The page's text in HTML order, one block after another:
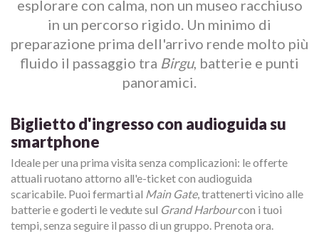
esplorare con calma, non un museo racchiuso
in un percorso rigido. Un minimo di
preparazione prima dell'arrivo rende molto più
fluido il passaggio tra Birgu, batterie e punti
panoramici.
Biglietto d'ingresso con audioguida su
smartphone
Ideale per una prima visita senza complicazioni: le offerte
attuali ruotano attorno all'e-ticket con audioguida
scaricabile. Puoi fermarti al Main Gate, trattenerti vicino alle
batterie e goderti le vedute sul Grand Harbourcon i tuoi
tempi, senza seguire il passo di un gruppo. Prenota ora.